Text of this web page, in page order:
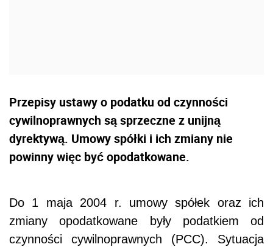
Przepisy ustawy o podatku od czynności
cywilnoprawnych są sprzeczne z unijną
dyrektywą. Umowy spółki i ich zmiany nie
powinny więc być opodatkowane.
Do 1 maja 2004 r. umowy spółek oraz ich
zmiany opodatkowane były podatkiem od
czynności cywilnoprawnych (PCC). Sytuacja